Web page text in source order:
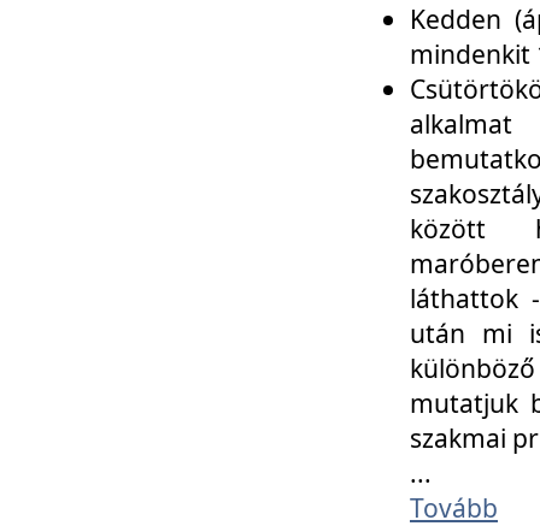
Kedden
mindenkit
között
láthattok
után mi
mutatjuk
szakmai
...
Tovább